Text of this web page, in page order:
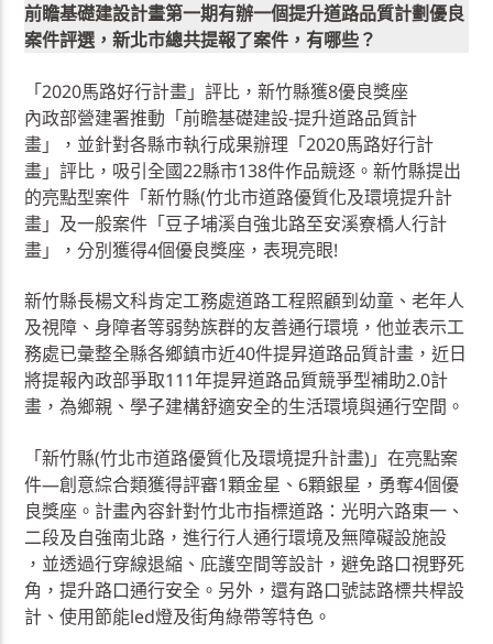
前瞻基礎建設計畫第一期有辦一個提升道路品質計劃優良
案件評選，新北市總共提報了案件，有哪些？
「2020馬路好行計畫」評比，新竹縣獲8優良獎座
內政部營建署推動「前瞻基礎建設-提升道路品質計
畫」，並針對各縣市執行成果辦理「2020馬路好行計
畫」評比，吸引全國22縣市138件作品競逐。新竹縣提出
的亮點型案件「新竹縣(竹北市道路優質化及環境提升計
畫」及一般案件「豆子埔溪自強北路至安溪寮橋人行計
畫」，分別獲得4個優良獎座，表現亮眼!
新竹縣長楊文科肯定工務處道路工程照顧到幼童、老年人
及視障、身障者等弱勢族群的友善通行環境，他並表示工
務處已彙整全縣各鄉鎮市近40件提昇道路品質計畫，近日
將提報內政部爭取111年提昇道路品質競爭型補助2.0計
畫，為鄉親、學子建構舒適安全的生活環境與通行空間。
「新竹縣(竹北市道路優質化及環境提升計畫)」在亮點案
件—創意綜合類獲得評審1顆金星、6顆銀星，勇奪4個優
良獎座。計畫內容針對竹北市指標道路：光明六路東一、
二段及自強南北路，進行行人通行環境及無障礙設施設
，並透過行穿線退縮、庇護空間等設計，避免路口視野死
角，提升路口通行安全。另外，還有路口號誌路標共桿設
計、使用節能led燈及街角綠帶等特色。